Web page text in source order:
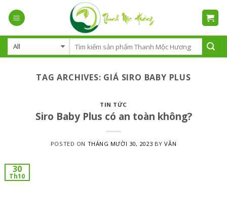
TAG ARCHIVES: GIÁ SIRO BABY PLUS
TIN TỨC
Siro Baby Plus có an toàn không?
POSTED ON THÁNG MƯỜI 30, 2023 BYVÂN
30
Th10